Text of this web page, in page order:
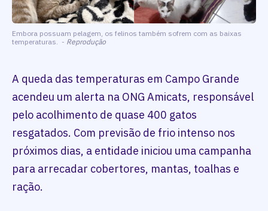
Embora possuam pelagem, os felinos também sofrem com as baixas
temperaturas. - Reprodução
A queda das temperaturas em Campo Grande
acendeu um alerta na ONG Amicats, responsável
pelo acolhimento de quase 400 gatos
resgatados. Com previsão de frio intenso nos
próximos dias, a entidade iniciou uma campanha
para arrecadar cobertores, mantas, toalhas e
ração.